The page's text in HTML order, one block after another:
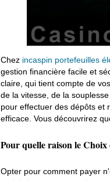
Chez incaspin portefeuilles
gestion financière facile et
claire, qui tient compte de
de la vitesse, de la
pour effectuer des dépôts et
efficace. Vous découvrirez
Pour quelle raison le Choix
Opter pour comment payer